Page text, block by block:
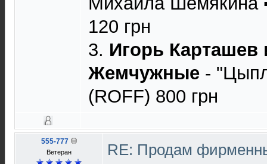
120 грн
3. Игорь Карташев
Жемчужные -
(ROFF) 800 грн
555-777
Ветеран
RE: Продам